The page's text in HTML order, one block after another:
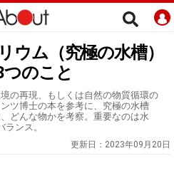
ウム（究極の水槽）
のこと
の再現、もしくは自然の物質循環の
ツ博士の本を参考に、究極の水槽
どんな物かを考察。重要なのは水
ンス。
更新日： 2023年09月20日